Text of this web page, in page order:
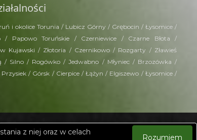
i okolice Torunia / Lubicz Górny / Grębocin / Łysomice /
/ Papowo Toruńskie / Czerniewice / Czarne Błota /
Kujawski / Złotoria / Czernikowo / Rozgarty / Zławieś
/ Silno / Rogówko / Jedwabno / Młyniec / Brzozówka /
/ Górsk / Cierpice / Łążyn / Elgiszewo / Łysomice /
Stropex, Zoya, Bielbet, Tubądzin.
z niej oraz w celach
Rozumiem